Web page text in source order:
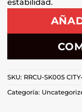
estabilidad.
SKU: RRCU-SK005
Categoría: